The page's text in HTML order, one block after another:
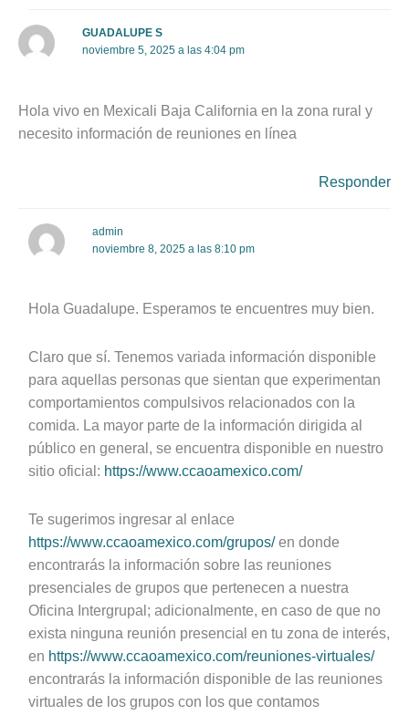
GUADALUPE S
noviembre 5, 2025 a las 4:04 pm
Hola vivo en Mexicali Baja California en la zona rural y
necesito información de reuniones en línea
Responder
admin
noviembre 8, 2025 a las 8:10 pm
Hola Guadalupe. Esperamos te encuentres muy bien.
Claro que sí. Tenemos variada información disponible
para aquellas personas que sientan que experimentan
comportamientos compulsivos relacionados con la
comida. La mayor parte de la información dirigida al
público en general, se encuentra disponible en nuestro
sitio oficial: https://www.ccaoamexico.com/
Te sugerimos ingresar al enlace
https://www.ccaoamexico.com/grupos/en donde
encontrarás la información sobre las reuniones
presenciales de grupos que pertenecen a nuestra
Oficina Intergrupal; adicionalmente, en caso de que no
exista ninguna reunión presencial en tu zona de interés,
en https://www.ccaoamexico.com/reuniones-virtuales/
encontrarás la información disponible de las reuniones
virtuales de los grupos con los que contamos